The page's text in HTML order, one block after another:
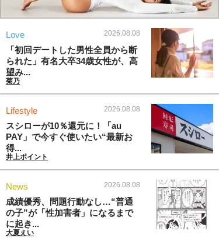
Love 2026.08.08
「初回デートした男性全員から断
られた」有名大卒34歳女性が、高
望み...
菊乃
Lifestyle 2026.08.08
スシローが10％還元に！「au
PAY」で今すぐ使いたい“最新お
得...
井上ポイント
News 2026.08.08
成績優秀、問題行動なし…“普通
の子”が「性加害者」になるまで
に起き...
大夏えい